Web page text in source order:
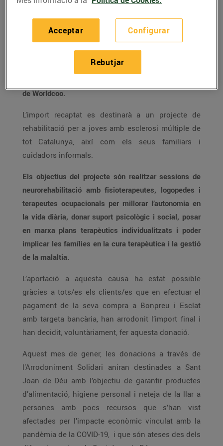
Aquest passat mes de desembre,els clients de
Bonpreu i Esclat han realitzat 390.976 donacions que
recaptar 69.879 €
de Worldcoo.
L’import recaptat es destinarà a un projecte de
rehabilitació per a joves amb esclerosi múltiple de
tot Catalunya, així com els seus familiars i
cuidadors informals.
Els objectius del projecte són realitzar sessions de
neurorehabilitació amb fisioterapeutes, logopedes i
terapeutes ocupacionals per millorar l’autonomia en
la vida diària, donar suport psicològic i social, posar
en marxa plans terapèutics individualitzats i poder
implicar les famílies en la cura terapèutica i la gestió
de la malaltia.
L’aportació a aquesta causa ha estat possible
gràcies a tots/es els clients/es que en efectuar el
pagament de la seva compra a Bonpreu i Esclat
amb targeta bancària, han arrodonit l’import final i
han decidit, voluntàriament, fer aquesta donació.
Aquest mes de gener, les donacions a través de
l’Arrodoniment Solidari aniran destinades a Sant
Joan de Déu amb l’objectiu de garantir productes
d’alimentació, higiene personal i neteja de la llar a
persones amb pocs recursos que s’han vist
afectades per l’impacte econòmic vinculat amb la
pandèmia de la COVID-19, i que són ateses des dels
Configurar
Rebutjar
Acceptar